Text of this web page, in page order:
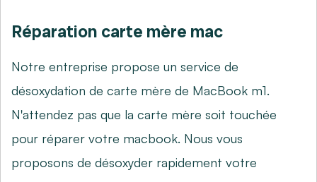
Réparation carte mère mac
Notre entreprise propose un service de
désoxydation de carte mère de MacBook m1.
N'attendez pas que la carte mère soit touchée
pour réparer votre macbook. Nous vous
proposons de désoxyder rapidement votre